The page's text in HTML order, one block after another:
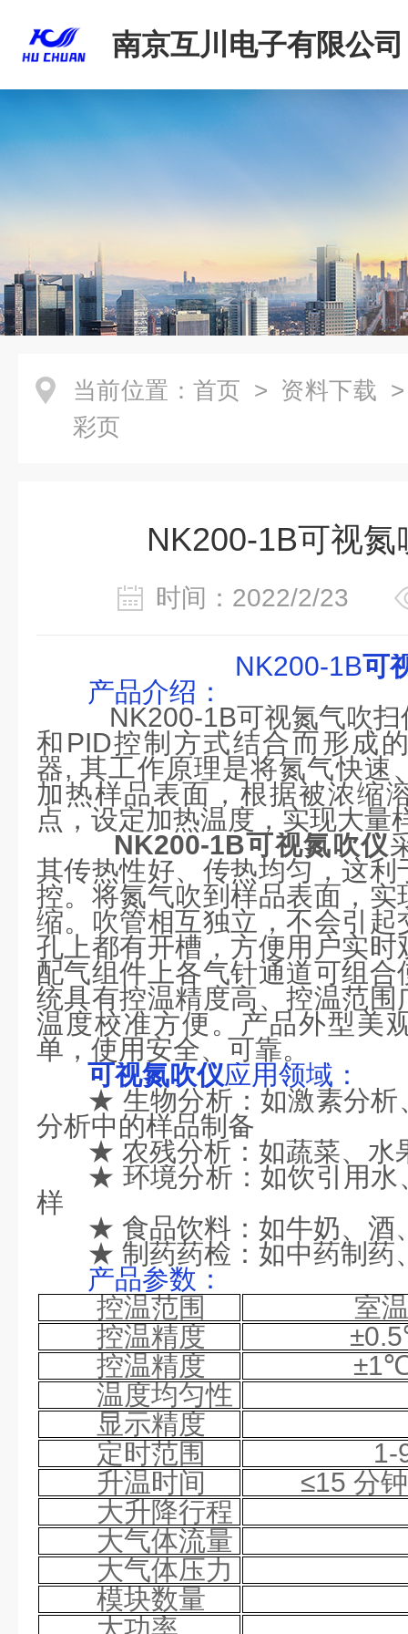
南京互川电子有限公司
当前位置： 首页 > 资料下载
彩页
NK200-1B可视氮
时间：2022/2/23
NK200-1B可
产品介绍 ：
NK200-1B可视氮气吹
和 PID控制方式结合而形成
器,其工作原理是将氮气快速
加热样品表面，根据被浓缩
点，设定加热温度，实现大量
NK200-1B可视氮吹仪
其传热性好、传热均匀，这
控。将氮气吹到样品表面，
缩。吹管相互独立，不会引起
孔上都有开槽，方便用户实
配气组件上各气针通道可组
统具有控温精度高、控温范
温度校准方便。产品外型美
单，使用安全、可靠。
可视氮吹仪应用领域：
★ 生物分析：如激素分
分析中的样品制备
★ 农残分析：如蔬菜、水
★ 环境分析：如饮引用
样
★ 食品饮料：如牛奶、酒
★ 制药药检：如中药制药
产品参数：
控温范围
室温
控温精度
控温精度
温度均匀性
显示精度
定时范围
1-
升温时间
≤15 分
大升降行程
大气体流量
大气体压力
模块数量